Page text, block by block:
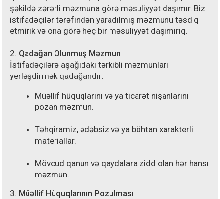
şəkildə zərərli məzmuna görə məsuliyyət daşımır. Biz
istifadəçilər tərəfindən yaradılmış məzmunu təsdiq
etmirik və ona görə heç bir məsuliyyət daşımırıq.
2. Qadağan Olunmuş Məzmun
İstifadəçilərə aşağıdakı tərkibli məzmunları
yerləşdirmək qadağandır:
Müəllif hüquqlarını və ya ticarət nişanlarını
pozan məzmun.
Təhqiramiz, ədəbsiz və ya böhtan xarakterli
materiallar.
Mövcud qanun və qaydalara zidd olan hər hansı
məzmun.
3. Müəllif Hüquqlarının Pozulması